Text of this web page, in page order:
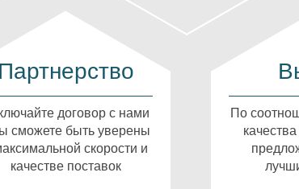
Партнерство
договор с нами
сможете быть уверены
скорости и
качестве поставок
По